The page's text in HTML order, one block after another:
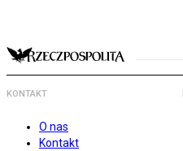
KONTAKT
O nas
Kontakt